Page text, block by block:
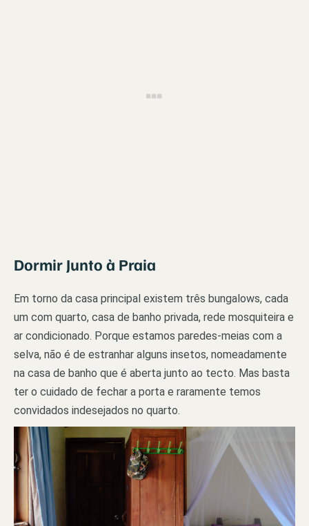
Dormir Junto à Praia
Em torno da casa principal existem três bungalows, cada
um com quarto, casa de banho privada, rede mosquiteira e
ar condicionado. Porque estamos paredes-meias com a
selva, não é de estranhar alguns insetos, nomeadamente
na casa de banho que é aberta junto ao tecto. Mas basta
ter o cuidado de fechar a porta e raramente temos
convidados indesejados no quarto.